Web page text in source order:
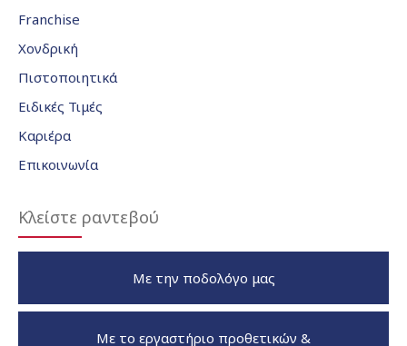
Franchise
Χονδρική
Πιστοποιητικά
Ειδικές Τιμές
Καριέρα
Επικοινωνία
Κλείστε ραντεβού
Με την ποδολόγο μας
Με το εργαστήριο προθετικών &